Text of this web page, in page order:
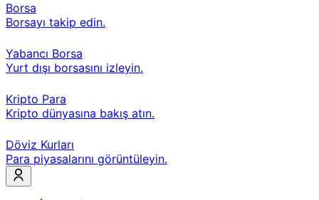
Borsa
Borsayı takip edin.
Yabancı Borsa
Yurt dışı borsasını izleyin.
Kripto Para
Kripto dünyasına bakış atın.
Döviz Kurları
Para piyasalarını görüntüleyin.